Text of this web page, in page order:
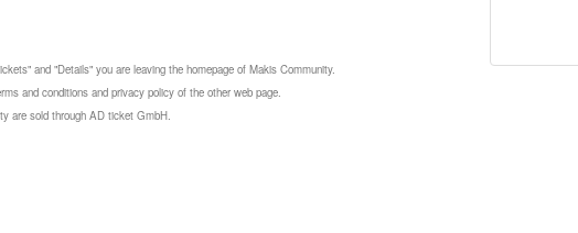
and "Details" you are leaving the homepage of Makis Community.
and conditions and privacy policy of the other web page.
are sold through AD ticket GmbH.